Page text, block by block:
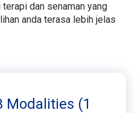
dan senaman yang
anda terasa lebih jelas
Modalities (1